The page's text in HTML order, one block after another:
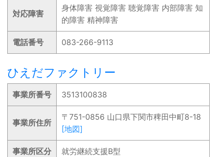
対応障害
身体障害 視覚障害 聴覚障害 内部障害 知
的障害 精神障害
電話番号 083-266-9113
ひえだファクトリー
事業所番号 3513100838
事業所住所
〒751-0856 山口県下関市稗田中町8-18
[地図]
事業所区分 就労継続支援B型